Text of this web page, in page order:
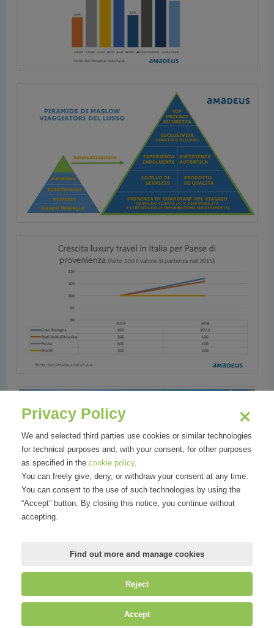
Areas
Privacy Policy
We and selected third parties use cookies or similar technologies
for technical purposes and, with your consent, for other purposes
as specified in the cookie policy.
You can freely give, deny, or withdraw your consent at any time.
You can consent to the use of such technologies by using the
“Accept” button. By closing this notice, you continue without
accepting.
Find out more and manage cookies
Reject
Accept